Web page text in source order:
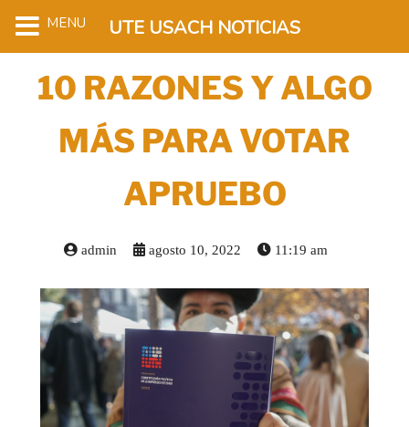
10 RAZONES Y ALGO
MÁS PARA VOTAR
APRUEBO
admin agosto 10, 2022 11:19 am
MENU UTE USACH NOTICIAS